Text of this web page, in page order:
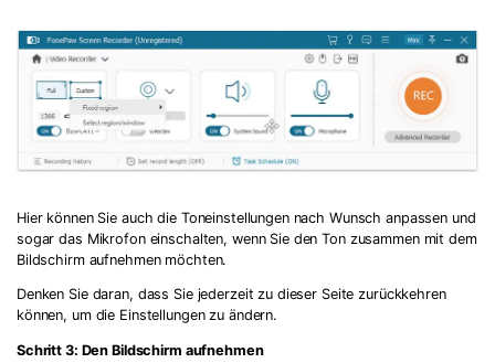
Hier können Sie auch die Toneinstellungen nach Wunsch anpassen und
sogar das Mikrofon einschalten, wenn Sie den Ton zusammen mit dem
Bildschirm aufnehmen möchten.
Denken Sie daran, dass Sie jederzeit zu dieser Seite zurückkehren
können, um die Einstellungen zu ändern.
Schritt 3: Den Bildschirm aufnehmen